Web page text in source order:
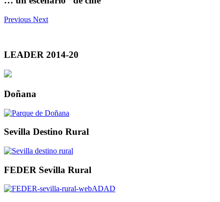
Previous Next
LEADER 2014-20
Doñana
Sevilla Destino Rural
FEDER Sevilla Rural